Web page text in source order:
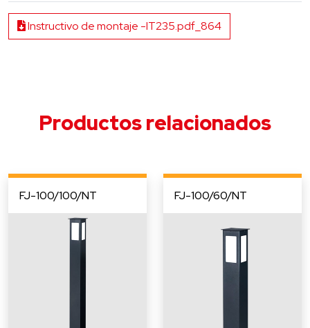
Instructivo de montaje -IT235.pdf_864
Productos relacionados
FJ-100/100/NT FJ-100/60/NT